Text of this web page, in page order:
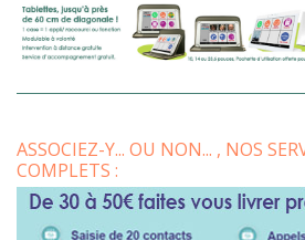
ASSOCIEZ-Y... OU NON... , NOS
COMPLETS :